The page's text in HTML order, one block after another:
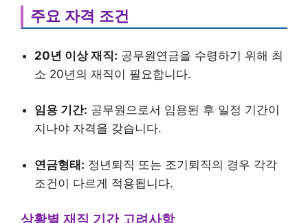
주요 자격 조건
20년 이상 재직: 공무원연금을 수령하기 위해 최
소 20년의 재직이 필요합니다.
임용 기간: 공무원으로서 임용된 후 일정 기간이
지나야 자격을 갖습니다.
연금형태: 정년퇴직 또는 조기퇴직의 경우 각각
조건이 다르게 적용됩니다.
상황별 재직 기간 고려사항